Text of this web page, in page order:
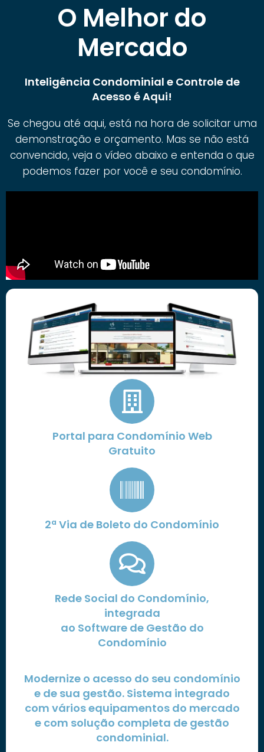
O Melhor do
Mercado
Inteligência Condominial e Controle de
Acesso é Aqui!
Se chegou até aqui, está na hora de solicitar uma
demonstração e orçamento. Mas se não está
convencido, veja o vídeo abaixo e entenda o que
podemos fazer por você e seu condomínio.
Portal para Condomínio Web
Gratuito
2ª Via de Boleto do Condomínio
Rede Social do Condomínio,
integrada
ao Software de Gestão do
Condomínio
Modernize o acesso do seu condomínio
e de sua gestão. Sistema integrado
com vários equipamentos do mercado
e com solução completa de gestão
condominial.